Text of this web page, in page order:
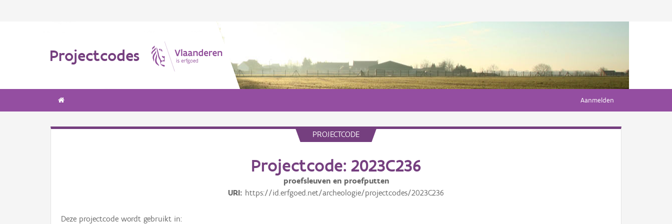
Projectcodes
Aanmelden
PROJECTCODE
Projectcode: 2023C236
proefsleuven en proefputten
URI https://id.erfgoed.net/archeologie/projectcodes/2023C236
Deze projectcode wordt gebruikt in: